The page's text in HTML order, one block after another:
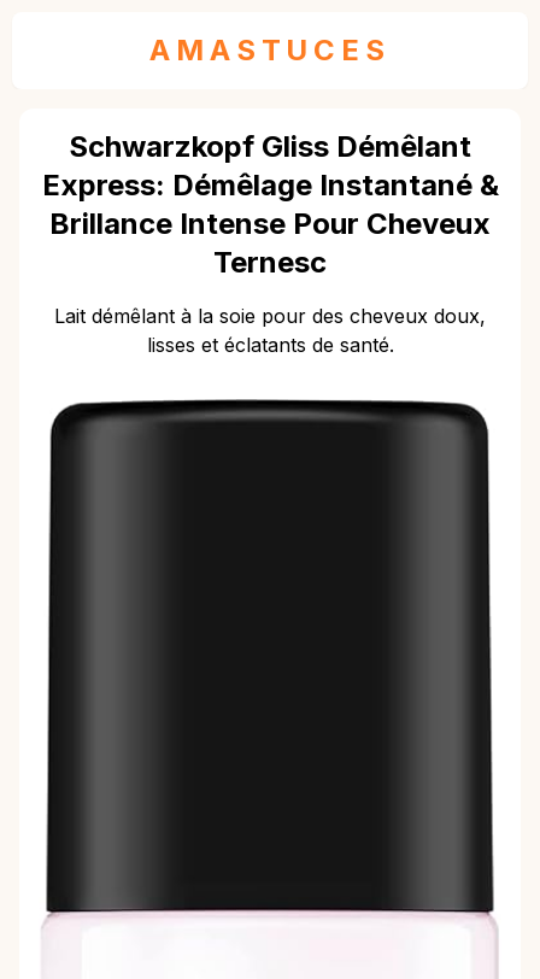
AMASTUCES
Schwarzkopf Gliss Démêlant
Express: Démêlage Instantané &
Brillance Intense Pour Cheveux
Ternesc
Lait démêlant à la soie pour des cheveux doux,
lisses et éclatants de santé.